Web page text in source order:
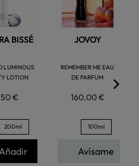
BISSÉ
LUMINOUS
LOTION
€
200ml
JOVOY
REMEMBER ME EAU
DE PARFUM
160,00 €
100ml
Avísame